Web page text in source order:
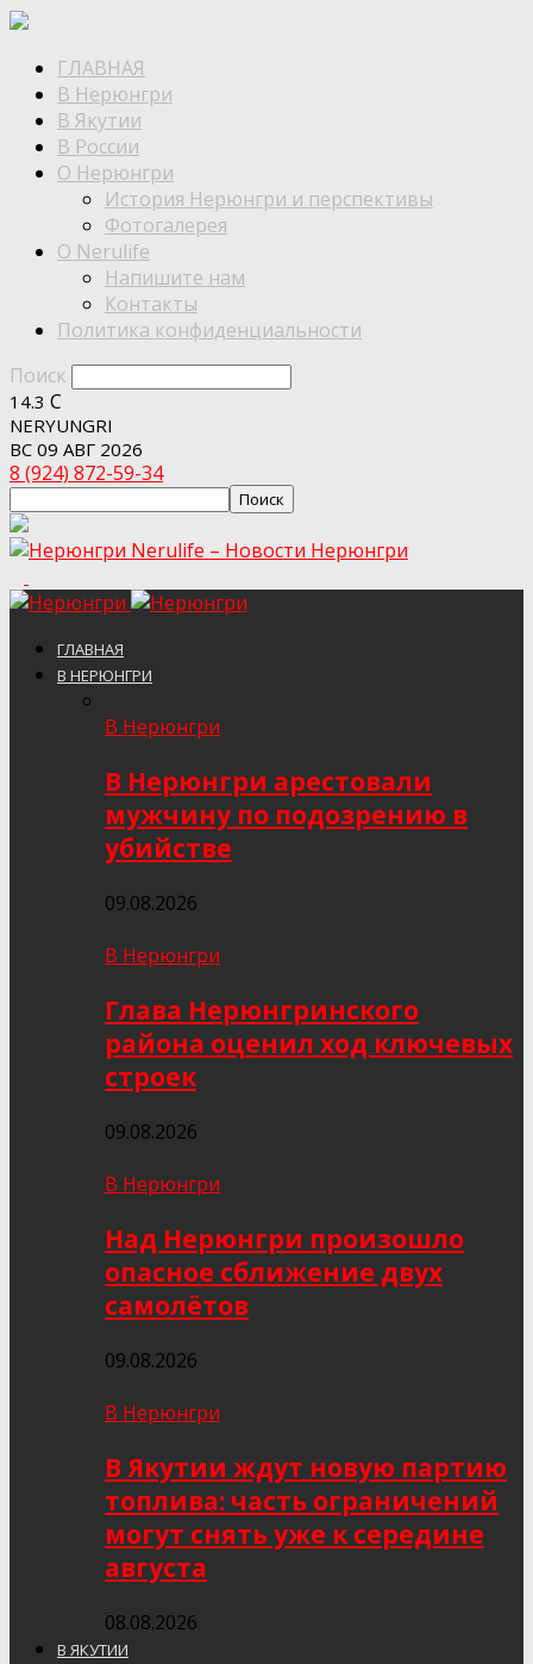
ГЛАВНАЯ
В Нерюнгри
В Якутии
В России
О Нерюнгри
История Нерюнгри и перспективы
Фотогалерея
О Nerulife
Напишите нам
Контакты
Политика конфиденциальности
Поиск
14.3 C
NERYUNGRI
ВС 09 АВГ 2026
8 (924) 872-59-34
Nerulife – Новости Нерюнгри
ГЛАВНАЯ
В НЕРЮНГРИ
В Нерюнгри
В Нерюнгри арестовали
мужчину по подозрению в
убийстве
09.08.2026
В Нерюнгри
Глава Нерюнгринского
района оценил ход ключевых
строек
09.08.2026
В Нерюнгри
Над Нерюнгри произошло
опасное сближение двух
самолётов
09.08.2026
В Нерюнгри
В Якутии ждут новую партию
топлива: часть ограничений
могут снять уже к середине
августа
08.08.2026
В ЯКУТИИ